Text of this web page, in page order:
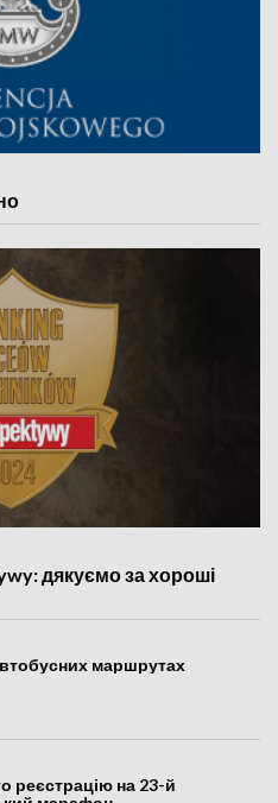
дякуємо за хороші
маршрутах
реєстрацію на 23-й